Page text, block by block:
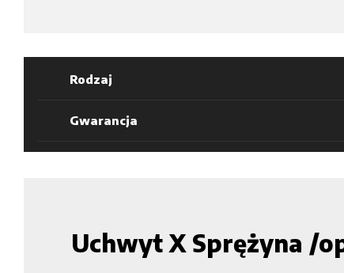
Rodzaj
Gwarancja
Uchwyt X Sprężyna /